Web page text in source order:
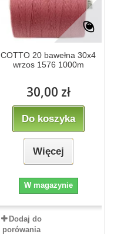
COTTO 20 bawełna 30x4
wrzos 1576 1000m
30,00 zł
Do koszyka
Więcej
W magazynie
Dodaj do
porówania